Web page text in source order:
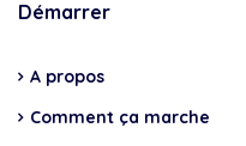
Démarrer
A propos
Comment ça marche